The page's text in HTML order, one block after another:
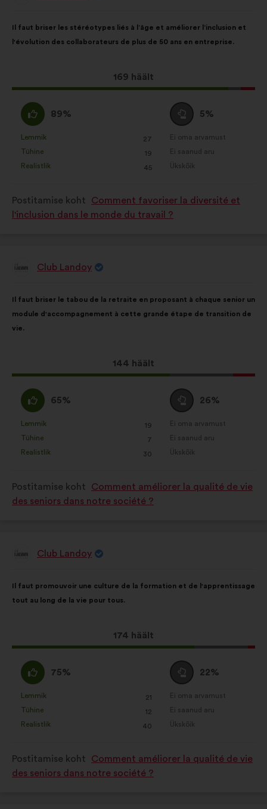
sisu:
Il faut briser les stéréotypes liés à l’âge et améliorer l’inclusion et
l'évolution des collaborateurs de plus de 50 ans en entreprise.
Selle
ettepaneku
169 häält
jaotus:
Olen
nõus
:
89%
Lemmik
: 27
korda
Tühine 19
korda
Realistlik
: 45
korda
Olen
erapooletu
:
5%
Ei oma arvamust
:korda
Ei saanud aru
:korda
Ükskõik
:korda
Postitamise koht
Comment favoriser la diversité et
l'inclusion dans le monde du travail ?
EttepanekuClub Landoy
sisu:
Il faut briser le tabou de la retraite en proposant à chaque senior un
module d'accompagnement à cette grande étape de transition de
vie.
Selle
ettepaneku
144 häält
jaotus:
Olen
nõus
:
65%
Lemmik
: 19
korda
Tühine 7
korda
Realistlik
: 30
korda
Olen
erapooletu
:
26%
Ei oma arvamust
:korda
Ei saanud aru
:korda
Ükskõik
:korda
Postitamise koht
Comment améliorer la qualité de vie
des seniors dans notre société ?
EttepanekuClub Landoy
sisu:
Il faut promouvoir une culture de la formation et de l'apprentissage
tout au long de la vie pour tous.
Selle
ettepaneku
174 häält
jaotus:
Olen
nõus
:
75%
Lemmik
: 21
korda
Tühine 12
korda
Realistlik
: 40
korda
Olen
erapooletu
:
22%
Ei oma arvamust
:korda
Ei saanud aru
:korda
Ükskõik
:korda
Postitamise koht
Comment améliorer la qualité de vie
des seniors dans notre société ?
kodanikega konsulteerimiste
koondatud viisil
oma mõju optimeerida